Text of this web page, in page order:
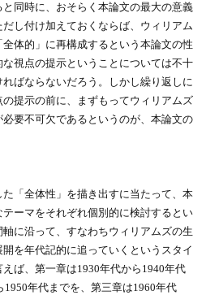
同時に、おそらく本論文の最大の意義
し付け加えておくならば、ウィリアム
体的」に再構成するという本論文の性
視点の提示ということについては不十
ばならないだろう。しかし繰り返しに
提示の前に、まずもってウィリアムズ
要不可欠であるというのが、本論文の
「全体性」を描き出すに当たって、本
ーマをそれぞれ個別的に検討するとい
に沿って、すなわちウィリアムズの生
を年代記的に追っていくというスタイ
ば、第一章は1930年代から1940年代
1950年代までを、第三章は1960年代